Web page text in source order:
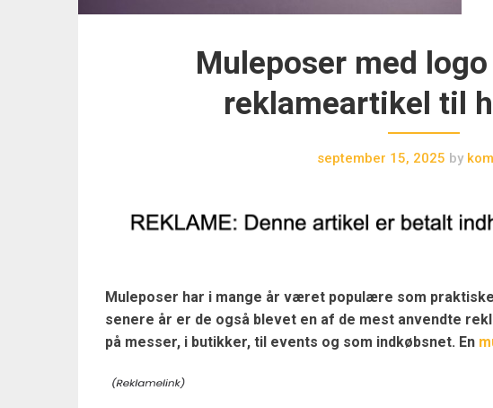
Muleposer med
reklameartikel til
september 15, 2025 by
Muleposer har i mange år været populære som
senere år er de også blevet en af de mest anvendte
på messer, i butikker, til events og som indkøbsnet. En